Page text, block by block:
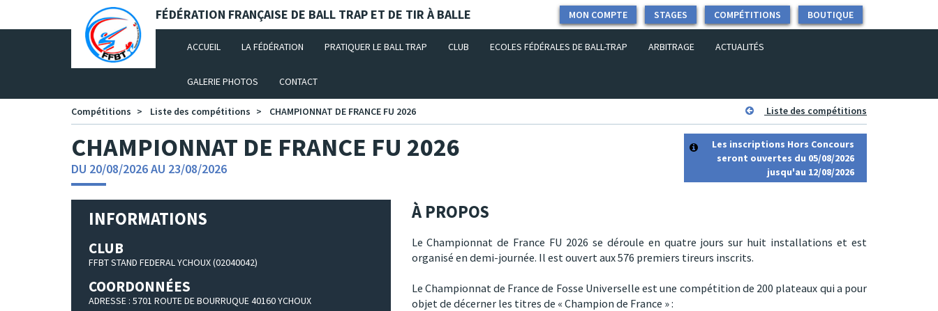
Panneau de gestion des cookies FÉDÉRATION FRANÇAISE DE BALL TRAP ET DE TIR À BALLE BOUTIQUE
COMPÉTITIONS
STAGES
MON COMPTE
ACCUEIL (CURRENT)
LA FÉDÉRATION PRATIQUER LE BALL TRAP CLUB ECOLES FÉDÉRALES DE BALL-TRAP ARBITRAGE ACTUALITÉS
GALERIE PHOTOS CONTACT
Compétitions Liste des compétitions CHAMPIONNAT DE FRANCE FU 2026 Liste des compétitions
CHAMPIONNAT DE FRANCE FU 2026
DU 20/08/2026 AU 23/08/2026
Les inscriptions Hors Concours
seront ouvertes du 05/08/2026
jusqu'au 12/08/2026
INFORMATIONS
CLUB
FFBT STAND FEDERAL YCHOUX (02040042)
COORDONNÉES
ADRESSE : 5701 ROUTE DE BOURRUQUE 40160 YCHOUX
À PROPOS
Le Championnat de France FU 2026 se déroule en quatre jours sur huit installations et est
organisé en demi-journée. Il est ouvert aux 576 premiers tireurs inscrits.
Le Championnat de France de Fosse Universelle est une compétition de 200 plateaux qui a pour
objet de décerner les titres de « Champion de France » :